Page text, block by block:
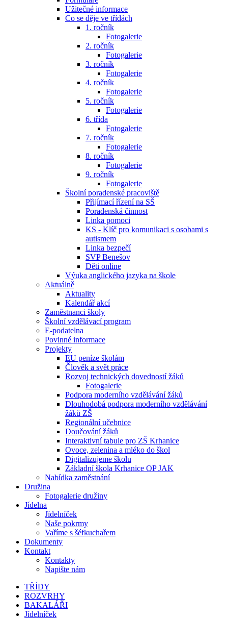
Užitečné informace
Co se děje ve třídách
1. ročník
Fotogalerie
2. ročník
Fotogalerie
3. ročník
Fotogalerie
4. ročník
Fotogalerie
5. ročník
Fotogalerie
6. třída
Fotogalerie
7. ročník
Fotogalerie
8. ročník
Fotogalerie
9. ročník
Fotogalerie
Školní poradenské pracoviště
Přijímací řízení na SŠ
Poradenská činnost
Linka pomoci
KS - Klíč pro komunikaci s osobami s
autismem
Linka bezpečí
SVP Benešov
Děti online
Výuka anglického jazyka na škole
Aktuálně
Aktuality
Kalendář akcí
Zaměstnanci školy
Školní vzdělávací program
E-podatelna
Povinné informace
Projekty
EU peníze školám
Člověk a svět práce
Rozvoj technických dovedností žáků
Fotogalerie
Podpora moderního vzdělávání žáků
Dlouhodobá podpora moderního vzdělávání
žáků ZŠ
Regionální učebnice
Doučování žáků
Interaktivní tabule pro ZŠ Krhanice
Ovoce, zelenina a mléko do škol
Digitalizujeme školu
Základní škola Krhanice OP JAK
Nabídka zaměstnání
Družina
Fotogalerie družiny
Jídelna
Jídelníček
Naše pokrmy
Vaříme s šéfkuchařem
Dokumenty
Kontakt
Kontakty
Napište nám
TŘÍDY
ROZVRHY
BAKALÁŘI
Jídelníček